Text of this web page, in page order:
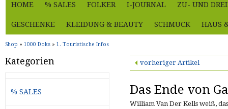
HOME % SALES FOLKER I-JOURNAL ZU- UND
GESCHENKE KLEIDUNG & BEAUTY SCHMUCK HAUS
Shop » 1000 Doks » 1. Touristische Infos
vorheriger Artikel
Das Ende von
William Van Der Kells weiß,
Kategorien
% SALES